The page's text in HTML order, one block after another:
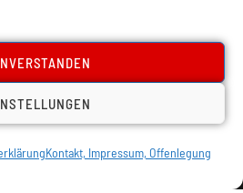
Kontakt, Impressum, Offenlegung
Cookie Policy
Kontakt